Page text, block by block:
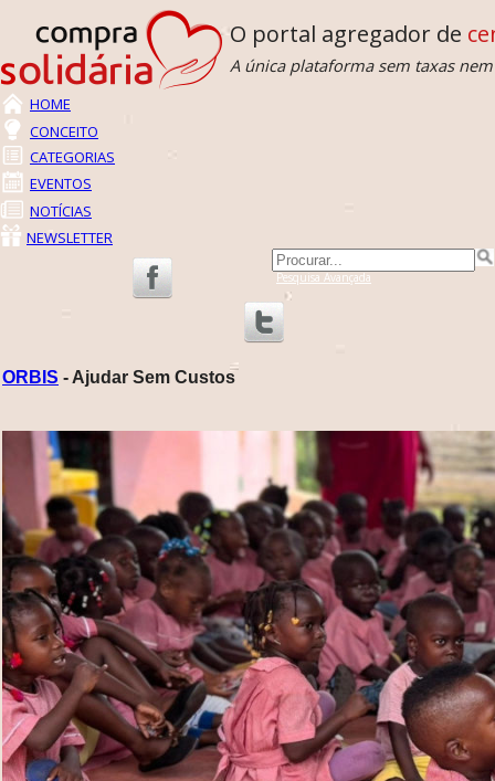
O portal agregador de
A única plataforma sem taxas
HOME
CONCEITO
CATEGORIAS
EVENTOS
NOTÍCIAS
NEWSLETTER
Pesquisa Avançada
ORBIS - Ajudar Sem Custos